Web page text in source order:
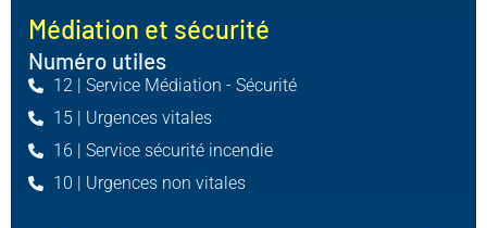
Médiation et sécurité
Numéro utiles
12 | Service Médiation - Sécurité
15 | Urgences vitales
16 | Service sécurité incendie
10 | Urgences non vitales